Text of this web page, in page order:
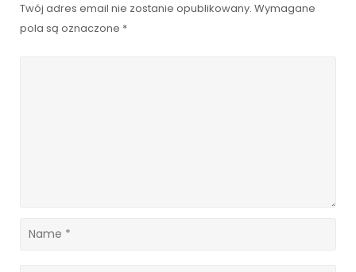
Twój adres email nie zostanie opublikowany. Wymagane
pola są oznaczone *